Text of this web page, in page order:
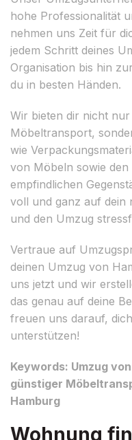
hohe Professionalität
nehmen uns Zeit für
jedem Schritt deines
Organisation bis hin
du in besten Händen.
Wir bieten dir nicht
Möbeltransport,
wie
von Möbeln sowie
empfindlichen
voll und ganz auf dein
und den Umzug
Vertraue auf
deinen Umzug von
uns jetzt und wir
das genau auf deine
freuen uns darauf,
unterstützen!
Keywords: Umzug
günstiger
Hamburg
Wohnung